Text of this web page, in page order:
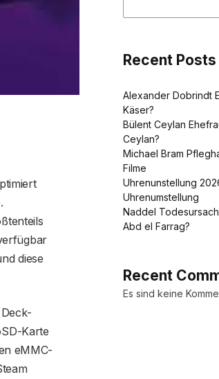
diese
Karte
eMMC-
Recent Posts
Alexander Dobrindt
Käser?
Bülent Ceylan
Ceylan?
Michael Bram
Filme
Uhrenunstellung
Uhrenumstellung
Naddel
Abd el Farrag?
Recent
Es sind keine